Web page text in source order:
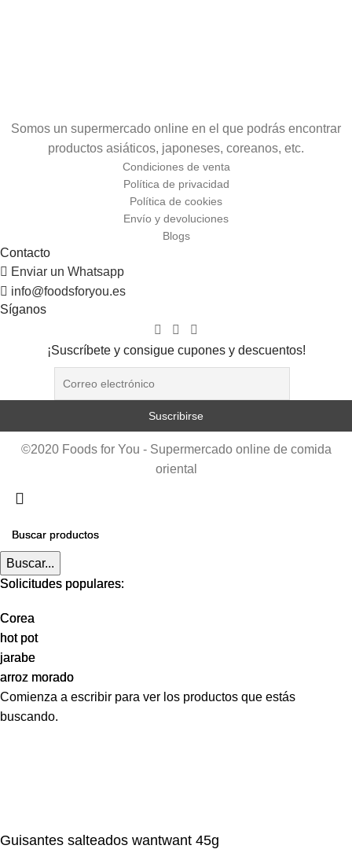
Somos un supermercado online en el que podrás encontrar
productos asiáticos, japoneses, coreanos, etc.
Condiciones de venta
Política de privacidad
Política de cookies
Envío y devoluciones
Blogs
Contacto
Enviar un Whatsapp
info@foodsforyou.es
Síganos
¡Suscríbete y consigue cupones y descuentos!
©2020 Foods for You - Supermercado online de comida
oriental
Buscar...
Solicitudes populares:
Corea
hot pot
jarabe
arroz morado
Buscar...
Solicitudes populares:
Corea
hot pot
jarabe
arroz morado
Comienza a escribir para ver los productos que estás
buscando.
Guisantes salteados wantwant 45g